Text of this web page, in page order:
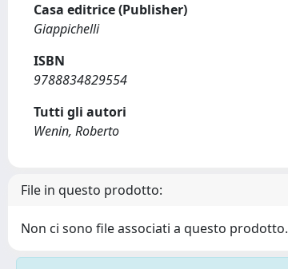
Casa editrice (Publisher)
Giappichelli
ISBN
9788834829554
Tutti gli autori
Wenin, Roberto
File in questo prodotto:
Non ci sono file associati a questo prodotto.